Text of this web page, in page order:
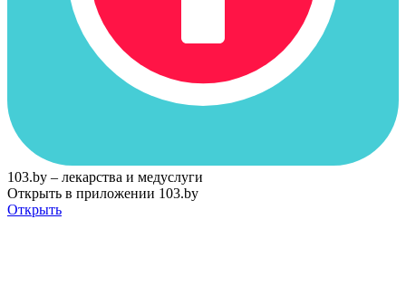
103.by – лекарства и медуслуги
Открыть в приложении 103.by
Открыть